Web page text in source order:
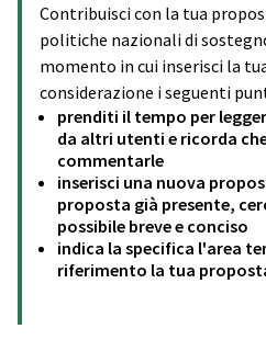
Contribuisci con la tua
politiche nazionali di
momento in cui inserisci la
considerazione i seguenti
prenditi il tempo per
da altri utenti e ricorda
commentarle
inserisci una nuova
proposta già presente,
possibile breve e conciso
indica la specifica l'area
riferimento la tua